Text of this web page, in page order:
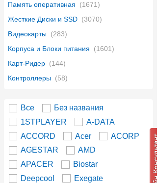
Память оперативная
(1671)
Жесткие Диски и SSD (3070)
Видеокарты (283)
Корпуса и Блоки питания
(1601)
Карт-Ридер (144)
Контроллеры (58)
Все
Без названия
1STPLAYER
A-DATA
ACCORD
Acer
ACORP
AGESTAR
AMD
APACER
Biostar
Deepcool
Exegate